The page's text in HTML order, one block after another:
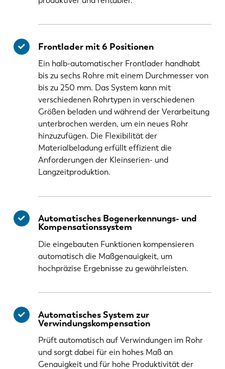
Frontlader mit 6 Positionen
Ein halb-automatischer Frontlader handhabt
bis zu sechs Rohre mit einem Durchmesser von
bis zu 250 mm. Das System kann mit
verschiedenen Rohrtypen in verschiedenen
Größen beladen und während der Verarbeitung
unterbrochen werden, um ein neues Rohr
hinzuzufügen. Die Flexibilität der
Materialbeladung erfüllt effizient die
Anforderungen der Kleinserien- und
Langzeitproduktion.
Automatisches Bogenerkennungs- und
Kompensationssystem
Die eingebauten Funktionen kompensieren
automatisch die Maßgenauigkeit, um
hochpräzise Ergebnisse zu gewährleisten.
Automatisches System zur
Verwindungskompensation
Prüft automatisch auf Verwindungen im Rohr
und sorgt dabei für ein hohes Maß an
Genauigkeit und für hohe Produktivität der